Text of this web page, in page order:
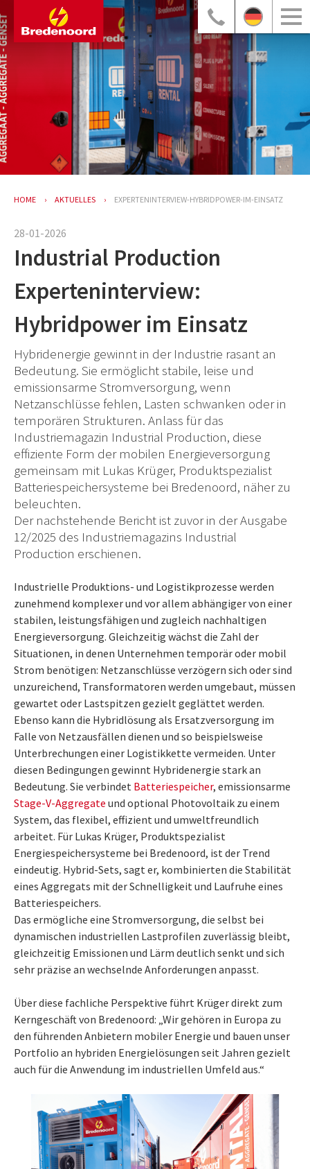
HOME AKTUELLES EXPERTENINTERVIEW-HYBRIDPOWER-IM-EINSATZ
28-01-2026
Industrial Production
Experteninterview:
Hybridpower im Einsatz
Hybridenergie gewinnt in der Industrie rasant an
Bedeutung. Sie ermöglicht stabile, leise und
emissionsarme Stromversorgung, wenn
Netzanschlüsse fehlen, Lasten schwanken oder in
temporären Strukturen. Anlass für das
Industriemagazin Industrial Production, diese
effiziente Form der mobilen Energieversorgung
gemeinsam mit Lukas Krüger, Produktspezialist
Batteriespeichersysteme bei Bredenoord, näher zu
beleuchten.
Der nachstehende Bericht ist zuvor in der Ausgabe
12/2025 des Industriemagazins Industrial
Production erschienen.
Industrielle Produktions- und Logistikprozesse werden
zunehmend komplexer und vor allem abhängiger von einer
stabilen, leistungsfähigen und zugleich nachhaltigen
Energieversorgung. Gleichzeitig wächst die Zahl der
Situationen, in denen Unternehmen temporär oder mobil
Strom benötigen: Netzanschlüsse verzögern sich oder sind
unzureichend, Transformatoren werden umgebaut, müssen
gewartet oder Lastspitzen gezielt geglättet werden.
Ebenso kann die Hybridlösung als Ersatzversorgung im
Falle von Netzausfällen dienen und so beispielsweise
Unterbrechungen einer Logistikkette vermeiden. Unter
diesen Bedingungen gewinnt Hybridenergie stark an
Bedeutung. Sie verbindet Batteriespeicher, emissionsarme
Stage-V-Aggregate und optional Photovoltaik zu einem
System, das flexibel, effizient und umweltfreundlich
arbeitet. Für Lukas Krüger, Produktspezialist
Energiespeichersysteme bei Bredenoord, ist der Trend
eindeutig. Hybrid-Sets, sagt er, kombinierten die Stabilität
eines Aggregats mit der Schnelligkeit und Laufruhe eines
Batteriespeichers.
Das ermögliche eine Stromversorgung, die selbst bei
dynamischen industriellen Lastprofilen zuverlässig bleibt,
gleichzeitig Emissionen und Lärm deutlich senkt und sich
sehr präzise an wechselnde Anforderungen anpasst.
Über diese fachliche Perspektive führt Krüger direkt zum
Kerngeschäft von Bredenoord: „Wir gehören in Europa zu
den führenden Anbietern mobiler Energie und bauen unser
Portfolio an hybriden Energielösungen seit Jahren gezielt
auch für die Anwendung im industriellen Umfeld aus.“